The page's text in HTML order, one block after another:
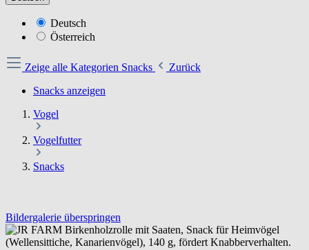
Deutsch
Österreich
Zeige alle Kategorien Snacks
Zurück
Snacks anzeigen
Vogel
Vogelfutter
Snacks
Bildergalerie überspringen